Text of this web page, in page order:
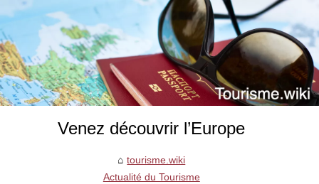
Venez découvrir l’Europe
tourisme.wiki
Actualité du Tourisme